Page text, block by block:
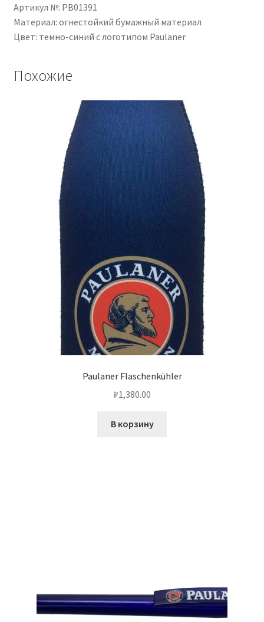
Артикул №: PB01391
Материал: огнестойкий бумажный материал
Цвет: темно-синий с логотипом Paulaner
Похожие
Paulaner Flaschenkühler
₽1,380.00
В корзину